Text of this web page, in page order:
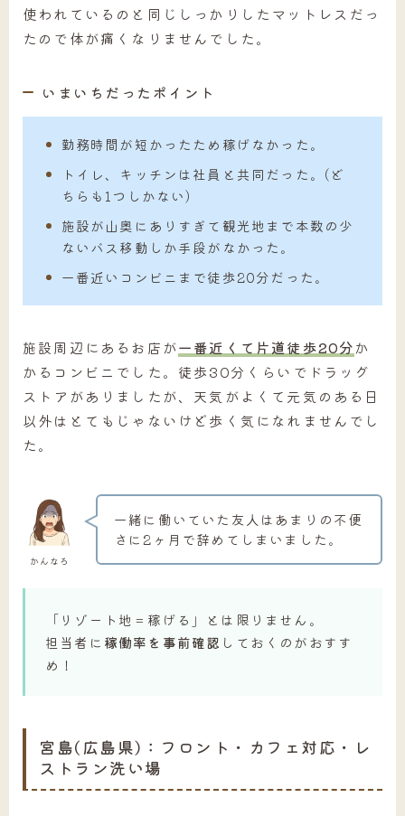
使われているのと同じしっかりしたマットレスだっ
たので体が痛くなりませんでした。
いまいちだったポイント
勤務時間が短かったため稼げなかった。
トイレ、キッチンは社員と共同だった。(ど
ちらも1つしかない)
施設が山奥にありすぎて観光地まで本数の少
ないバス移動しか手段がなかった。
一番近いコンビニまで徒歩20分だった。
施設周辺にあるお店が一番近くて片道徒歩20分か
かるコンビニでした。徒歩30分くらいでドラッグ
ストアがありましたが、天気がよくて元気のある日
以外はとてもじゃないけど歩く気になれませんでし
た。
かんなろ
一緒に働いていた友人はあまりの不便
さに2ヶ月で辞めてしまいました。
「リゾート地＝稼げる」とは限りません。
担当者に 稼働率を事前確認 しておくのがおすす
め！
宮島(広島県)：フロント・カフェ対応・レ
ストラン洗い場